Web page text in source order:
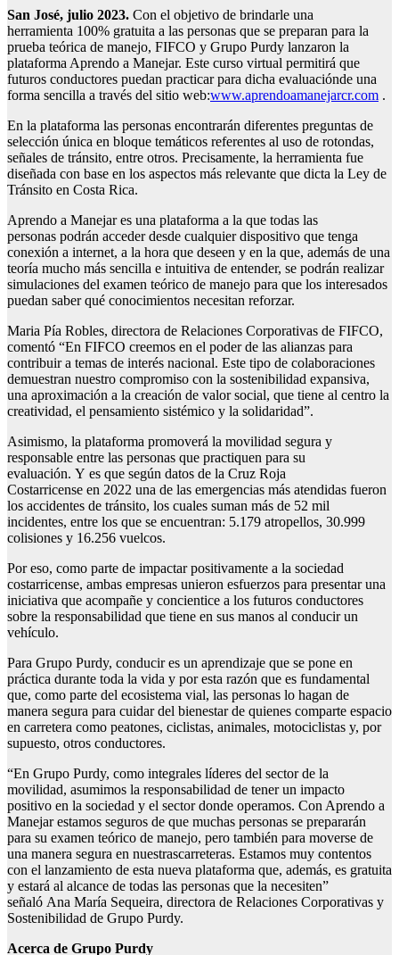
San José, julio 2023. Con el objetivo de brindarle una
herramienta 100% gratuita a las personas que se preparan para la
prueba teórica de manejo, FIFCO y Grupo Purdy lanzaron la
plataforma Aprendo a Manejar. Este curso virtual permitirá que
futuros conductores puedan practicar para dicha evaluaciónde una
forma sencilla a través del sitio web:www.aprendoamanejarcr.com .
En la plataforma las personas encontrarán diferentes preguntas de
selección única en bloque temáticos referentes al uso de rotondas,
señales de tránsito, entre otros. Precisamente, la herramienta fue
diseñada con base en los aspectos más relevante que dicta la Ley de
Tránsito en Costa Rica.
Aprendo a Manejar es una plataforma a la que todas las
personas podrán acceder desde cualquier dispositivo que tenga
conexión a internet, a la hora que deseen y en la que, además de una
teoría mucho más sencilla e intuitiva de entender, se podrán realizar
simulaciones del examen teórico de manejo para que los interesados
puedan saber qué conocimientos necesitan reforzar.
Maria Pía Robles, directora de Relaciones Corporativas de FIFCO,
comentó “En FIFCO creemos en el poder de las alianzas para
contribuir a temas de interés nacional. Este tipo de colaboraciones
demuestran nuestro compromiso con la sostenibilidad expansiva,
una aproximación a la creación de valor social, que tiene al centro la
creatividad, el pensamiento sistémico y la solidaridad”.
Asimismo, la plataforma promoverá la movilidad segura y
responsable entre las personas que practiquen para su
evaluación. Y es que según datos de la Cruz Roja
Costarricense en 2022 una de las emergencias más atendidas fueron
los accidentes de tránsito, los cuales suman más de 52 mil
incidentes, entre los que se encuentran: 5.179 atropellos, 30.999
colisiones y 16.256 vuelcos.
Por eso, como parte de impactar positivamente a la sociedad
costarricense, ambas empresas unieron esfuerzos para presentar una
iniciativa que acompañe y concientice a los futuros conductores
sobre la responsabilidad que tiene en sus manos al conducir un
vehículo.
Para Grupo Purdy, conducir es un aprendizaje que se pone en
práctica durante toda la vida y por esta razón que es fundamental
que, como parte del ecosistema vial, las personas lo hagan de
manera segura para cuidar del bienestar de quienes comparte espacio
en carretera como peatones, ciclistas, animales, motociclistas y, por
supuesto, otros conductores.
“En Grupo Purdy, como integrales líderes del sector de la
movilidad, asumimos la responsabilidad de tener un impacto
positivo en la sociedad y el sector donde operamos. Con Aprendo a
Manejar estamos seguros de que muchas personas se prepararán
para su examen teórico de manejo, pero también para moverse de
una manera segura en nuestrascarreteras. Estamos muy contentos
con el lanzamiento de esta nueva plataforma que, además, es gratuita
y estará al alcance de todas las personas que la necesiten”
señaló Ana María Sequeira, directora de Relaciones Corporativas y
Sostenibilidad de Grupo Purdy.
Acerca de Grupo Purdy